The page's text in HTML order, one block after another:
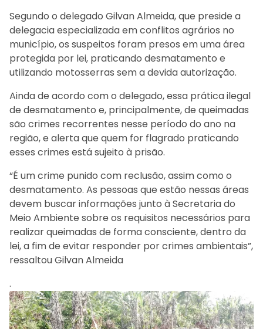
Segundo o delegado Gilvan Almeida, que preside a
delegacia especializada em conflitos agrários no
município, os suspeitos foram presos em uma área
protegida por lei, praticando desmatamento e
utilizando motosserras sem a devida autorização.
Ainda de acordo com o delegado, essa prática ilegal
de desmatamento e, principalmente, de queimadas
são crimes recorrentes nesse período do ano na
região, e alerta que quem for flagrado praticando
esses crimes está sujeito à prisão.
“É um crime punido com reclusão, assim como o
desmatamento. As pessoas que estão nessas áreas
devem buscar informações junto à Secretaria do
Meio Ambiente sobre os requisitos necessários para
realizar queimadas de forma consciente, dentro da
lei, a fim de evitar responder por crimes ambientais”,
ressaltou Gilvan Almeida
.